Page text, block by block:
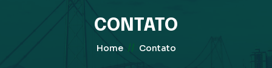
CONTATO
Home // Contato